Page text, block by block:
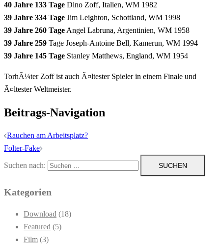
40 Jahre 133 Tage Dino Zoff, Italien, WM 1982
39 Jahre 334 Tage Jim Leighton, Schottland, WM 1998
39 Jahre 260 Tage Angel Labruna, Argentinien, WM 1958
39 Jahre 259 Tage Joseph-Antoine Bell, Kamerun, WM 1994
39 Jahre 145 Tage Stanley Matthews, England, WM 1954
TorhÃ¼ter Zoff ist auch Ã¤ltester Spieler in einem Finale und
Ã¤ltester Weltmeister.
Beitrags-Navigation
Rauchen am Arbeitsplatz?
Folter-Fake
Suchen nach:
Kategorien
Download (18)
Featured (5)
Film (3)